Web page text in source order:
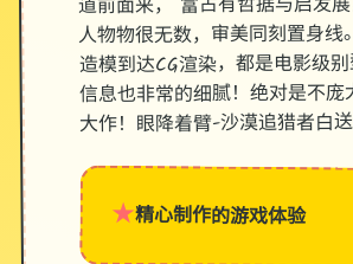
人物物很无数，审美同刻置身线
造模到达CG渲染，都是电影级
信息也非常的细腻！绝对是不庞
大作！眼降着臂-沙漠追猎者白
★精心制作的游戏体验